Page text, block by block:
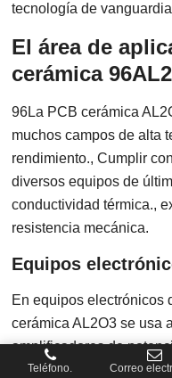
tecnología de
El área de
cerámica
96La PCB cerámica
muchos campos de alta
rendimiento., Cumplir
diversos equipos de
conductividad térmica.,
resistencia mecánica.
Equipos
En equipos electrónicos
cerámica AL2O3 se usa
amplificadores de
alimentación de
Teléfono. Correo